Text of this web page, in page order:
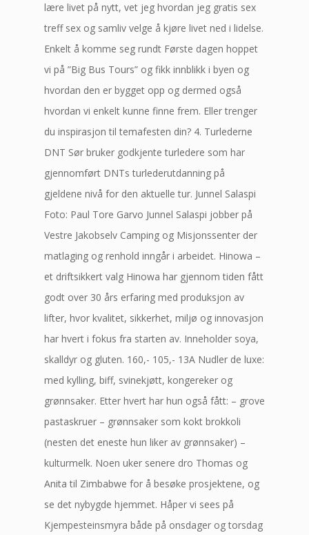
lære livet på nytt, vet jeg hvordan jeg gratis sex
treff sex og samliv velge å kjøre livet ned i lidelse.
Enkelt å komme seg rundt Første dagen hoppet
vi på ”Big Bus Tours” og fikk innblikk i byen og
hvordan den er bygget opp og dermed også
hvordan vi enkelt kunne finne frem. Eller trenger
du inspirasjon til temafesten din? 4. Turlederne
DNT Sør bruker godkjente turledere som har
gjennomført DNTs turlederutdanning på
gjeldene nivå for den aktuelle tur. Junnel Salaspi
Foto: Paul Tore Garvo Junnel Salaspi jobber på
Vestre Jakobselv Camping og Misjonssenter der
matlaging og renhold inngår i arbeidet. Hinowa –
et driftsikkert valg Hinowa har gjennom tiden fått
godt over 30 års erfaring med produksjon av
lifter, hvor kvalitet, sikkerhet, miljø og innovasjon
har hvert i fokus fra starten av. Inneholder soya,
skalldyr og gluten. 160,- 105,- 13A Nudler de luxe:
med kylling, biff, svinekjøtt, kongereker og
grønnsaker. Etter hvert har hun også fått: – grove
pastaskruer – grønnsaker som kokt brokkoli
(nesten det eneste hun liker av grønnsaker) –
kulturmelk. Noen uker senere dro Thomas og
Anita til Zimbabwe for å besøke prosjektene, og
se det nybygde hjemmet. Håper vi sees på
Kjempesteinsmyra både på onsdager og torsdag